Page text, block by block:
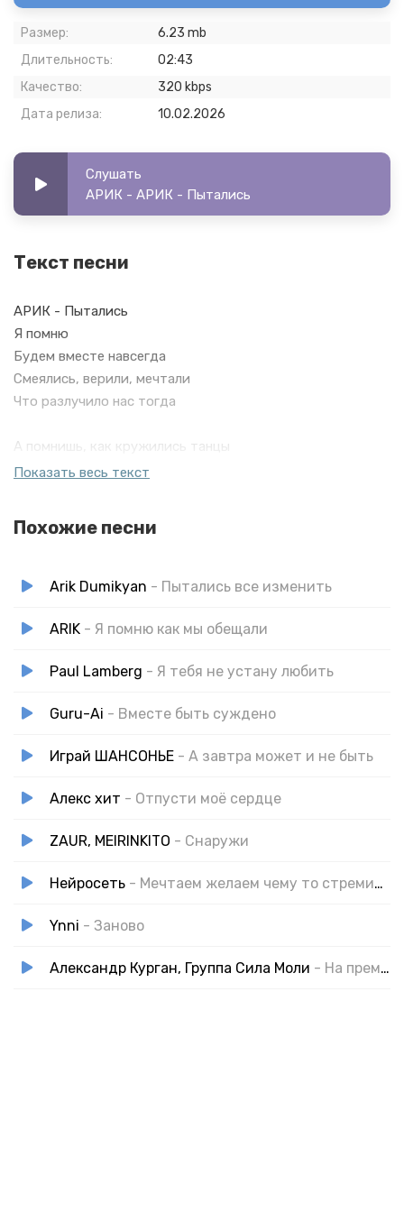
Размер:
6.23 mb
Длительность:
02:43
Качество:
320 kbps
Дата релиза:
10.02.2026
Слушать
АРИК - АРИК - Пытались
Текст песни
АРИК - Пытались
Я помню
Будем вместе навсегда
Смеялись, верили, мечтали
Что разлучило нас тогда
А помнишь, как кружились танцы
Ты улыбалась мне в глаза
Пытались всё изменить, и думали, как-то можно,
невозможно.
Говорят, что время лечит
Я так желаю нашей встречи
Быть может ты была другой
Лишь воспоминания,
Пусть, может, ты была другой.
Моё заветное желание
Показать весь текст
Похожие песни
Arik Dumikyan - Пытались все изменить
ARIK - Я помню как мы обещали
Paul Lamberg - Я тебя не устану любить
Guru-Ai - Вместе быть суждено
Играй ШАНСОНЬЕ - А завтра может и не быть
Алекс хит - Отпусти моё сердце
ZAUR, MEIRINKITO - Снаружи
Нейросеть - Мечтаем желаем чему то стремимся
Ynni - Заново
Александр Курган, Группа Сила Моли - На премьере жизни